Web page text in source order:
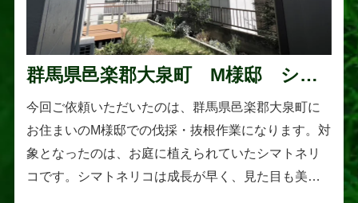
群馬県邑楽郡大泉町 M様邸 シマ
トネリコの伐採と抜根作業
今回ご依頼いただいたのは、群馬県邑楽郡大泉町に
お住まいのM様邸での伐採・抜根作業になります。対
象となったのは、お庭に植えられていたシマトネリ
コです。シマトネリコは成長が早く、見た目も美し